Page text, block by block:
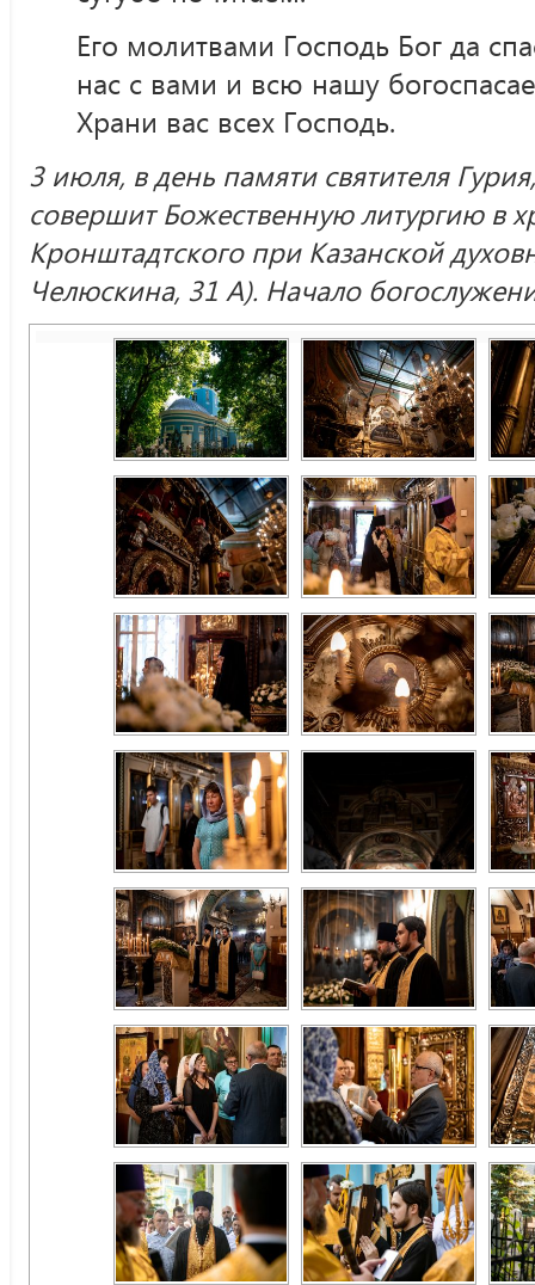
Его молитвами Господь Бог да
нас с вами и всю нашу
Храни вас всех Господь.
3 июля, в день памяти святителя
совершит Божественную литургию в
Кронштадтского при Казанской
Челюскина, 31 А). Начало